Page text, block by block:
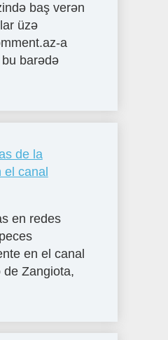
baş verən
üzə
a
barədə
de la
canal
en redes
en el canal
de Zangiota,